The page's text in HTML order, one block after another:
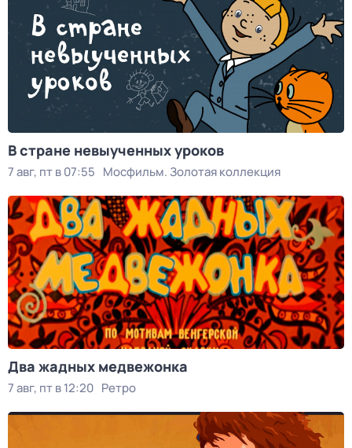
В стране невыученных уроков
7 авг, пт в 07:55 Мосфильм. Золотая коллекция
Два жадных медвежонка
7 авг, пт в 12:20 Ретро